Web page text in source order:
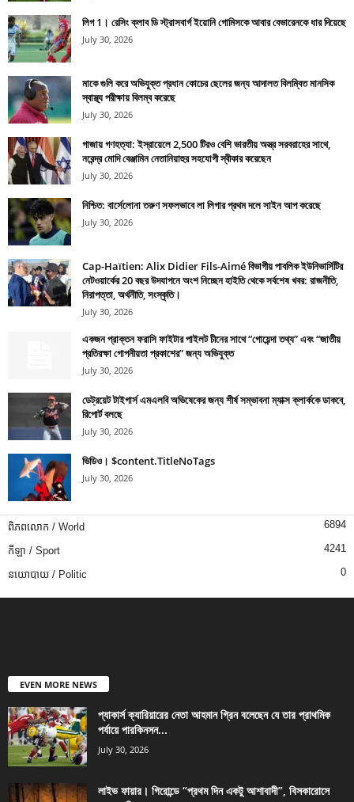
লিগ 1। রেসিং ক্লাব ডি স্ট্রাসবার্গ ইয়োনি গোমিসকে আবার বেভারেনকে ধার দিয়েছে
July 30, 2026
মাকে গুলি করে অভিযুক্ত প্রধান কোচের ছেলের জন্য আদালত বিলম্বিত মানসিক
স্বাস্থ্য পরীক্ষায় বিলম্ব করেছে
July 30, 2026
গাজায় গণহত্যা: ইস্রায়েলে 2,500 টিরও বেশি ভারতীয় অস্ত্র সরবরাহের সাথে,
নরেন্দ্র মোদি বেঞ্জামিন নেতানিয়াহুর সহযোগী স্বীকার করেছেন
July 30, 2026
নিশ্চিত: বার্সেলোনা তরুণ সফলভাবে লা লিগার প্রথম দলে সাইন আপ করেছে
July 30, 2026
Cap-Haïtien: Alix Didier Fils-Aimé বিভাগীয় পাবলিক ইউনিভার্সিটির
নেটওয়ার্কের 20 বছর উদযাপনে অংশ নিচ্ছেন হাইতি থেকে সর্বশেষ খবর: রাজনীতি,
নিরাপত্তা, অর্থনীতি, সংস্কৃতি।
July 30, 2026
একজন প্রাক্তন ফরাসি ফাইটার পাইলট চীনের সাথে “গোয়েন্দা তথ্য” এবং “জাতীয়
প্রতিরক্ষা গোপনীয়তা প্রকাশের” জন্য অভিযুক্ত
July 30, 2026
ডেট্রয়েট টাইগার্স এমএলবি অভিষেকের জন্য শীর্ষ সম্ভাবনা ম্যাক্স ক্লার্ককে ডাকবে,
রিপোর্ট বলছে
July 30, 2026
ভিডিও। $content.TitleNoTags
July 30, 2026
ពិភពលោក / World 6894
កីឡា / Sport 4241
នយោបាយ / Politic 0
EVEN MORE NEWS
প্যাকার্স ক্যারিয়ারের নেতা আহমান গ্রিন বলেছেন যে তার প্রাথমিক
পর্যায়ে পারকিনসন...
July 30, 2026
লাইভ ফায়ার। গিরোন্ডে “প্রথম দিন একটু আশাবাদী”, বিসকারোসে